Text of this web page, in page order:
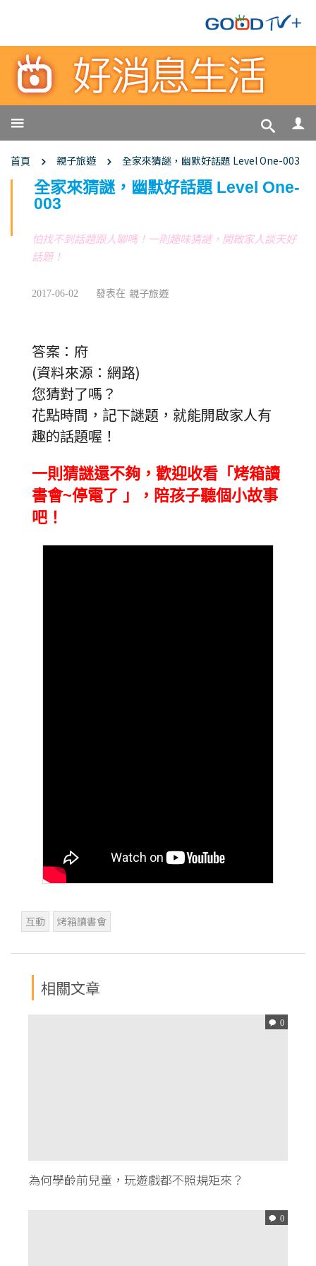
首頁 親子旅遊 全家來猜謎，幽默好話題 Level One-003
全家來猜謎，幽默好話題 Level One-
003
怕找不到話題跟人聊嗎！一則趣味猜謎，開啟家人談天好
話題！
2017-06-02 發表在 親子旅遊
答案：府
(資料來源：網路)
您猜對了嗎？
花點時間，記下謎題，就能開啟家人有
趣的話題喔！
一則猜謎還不夠，歡迎收看「烤箱讀
書會~停電了 」，陪孩子聽個小故事
吧！
互動 烤箱讀書會
相關文章
0
為何學齡前兒童，玩遊戲都不照規矩來？
0